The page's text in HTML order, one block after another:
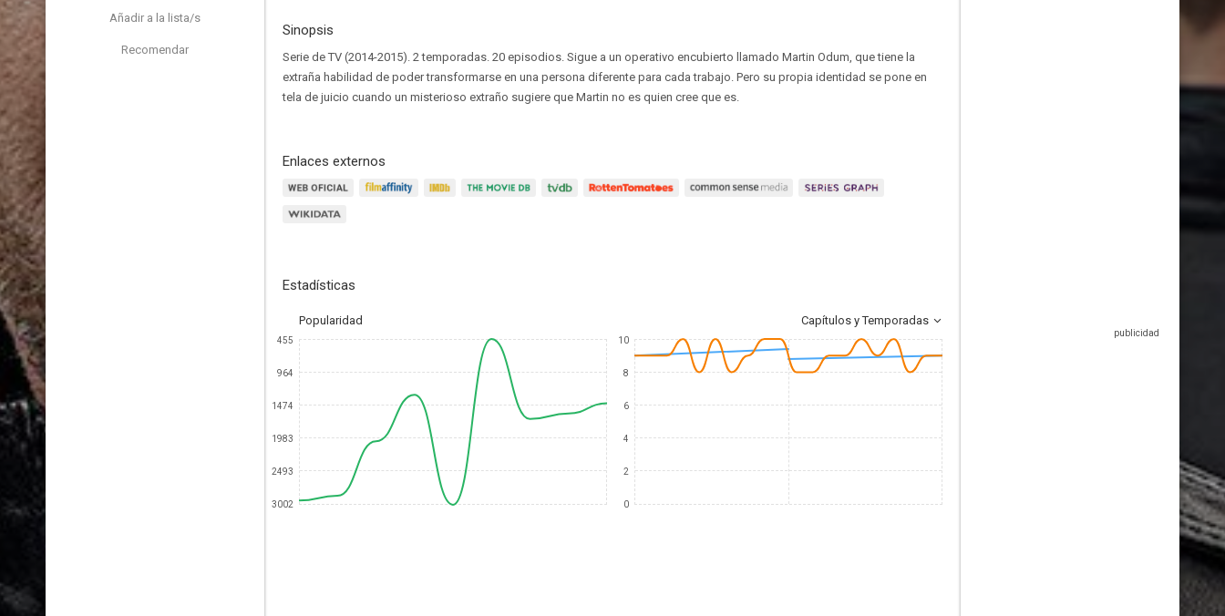
Añadir a la lista/s
Recomendar
Sinopsis
Serie de TV (2014-2015). 2 temporadas. 20 episodios. Sigue a un operativo encubierto llamado Martin Odum, que tiene la
extraña habilidad de poder transformarse en una persona diferente para cada trabajo. Pero su propia identidad se pone en
tela de juicio cuando un misterioso extraño sugiere que Martin no es quien cree que es.
Enlaces externos
Estadísticas
Popularidad Capítulos y Temporadas
455
964
1474
1983
2493
3002
10
8
6
4
2
0